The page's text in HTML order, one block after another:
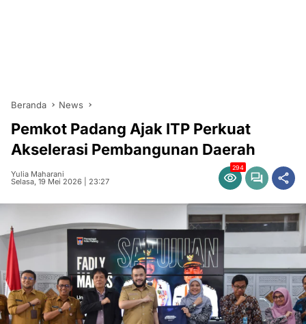
Beranda News
Pemkot Padang Ajak ITP Perkuat
Akselerasi Pembangunan Daerah
Yulia Maharani
Selasa, 19 Mei 2026 | 23:27
294